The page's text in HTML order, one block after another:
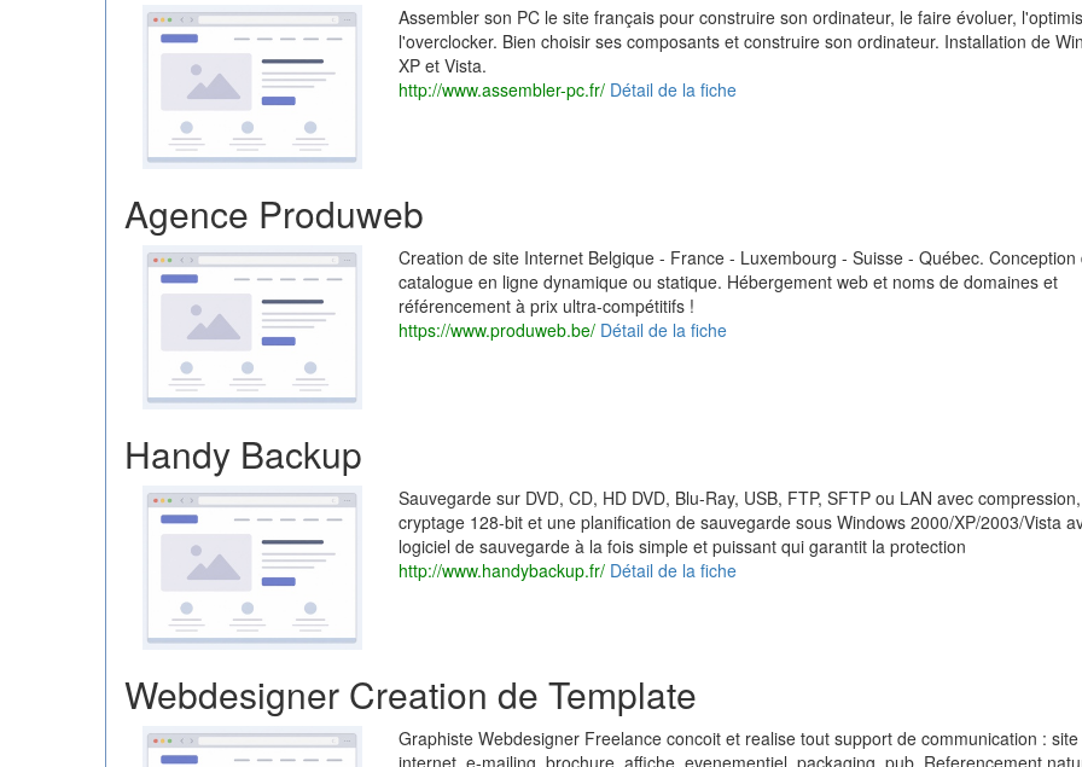
Assembler son PC le site français pour construire son ordinateur, le faire évoluer,
l'overclocker. Bien choisir ses composants et construire son ordinateur. Installation de
XP et Vista.
http://www.assembler-pc.fr/ Détail de la fiche
Agence Produweb
Creation de site Internet Belgique - France - Luxembourg - Suisse - Québec. Conception
catalogue en ligne dynamique ou statique. Hébergement web et noms de domaines et
référencement à prix ultra-compétitifs !
https://www.produweb.be/ Détail de la fiche
Handy Backup
Sauvegarde sur DVD, CD, HD DVD, Blu-Ray, USB, FTP, SFTP ou LAN avec compression,
cryptage 128-bit et une planification de sauvegarde sous Windows 2000/XP/2003/Vista
logiciel de sauvegarde à la fois simple et puissant qui garantit la protection
http://www.handybackup.fr/ Détail de la fiche
Webdesigner Creation de Template
Graphiste Webdesigner Freelance concoit et realise tout support de communication : site